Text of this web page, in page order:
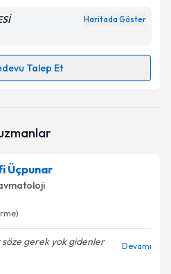
ilişkin
kişisel verilerimin belirtilen
kabul ediyorum.
Talebini Gönder
Haritada Göster
Talep Et
Talebi
randevu almanız için bir
işlenmesine ilişkinAydınlatma
Üçpunar
gerek yok gidenler
Devamı